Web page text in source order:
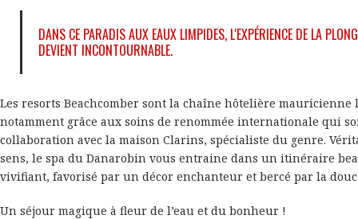
DANS CE PARADIS AUX EAUX LIMPIDES, L'EXPÉRIENCE DE LA
DEVIENT INCONTOURNABLE.
Les resorts Beachcomber sont la chaîne hôtelière
notamment grâce aux soins de renommée internationale qui
collaboration avec la maison Clarins, spécialiste du genre.
sens, le spa du Danarobin vous entraine dans un itinéraire
vivifiant, favorisé par un décor enchanteur et bercé par la
Un séjour magique à fleur de l’eau et du bonheur !